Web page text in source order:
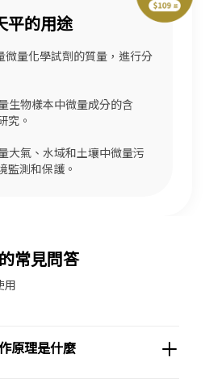
平的用途
微量化學試劑的質量，進行分
生物樣本中微量成分的含
究。
大氣、水域和土壤中微量污
監測和保護。
常見問答
用
原理是什麼